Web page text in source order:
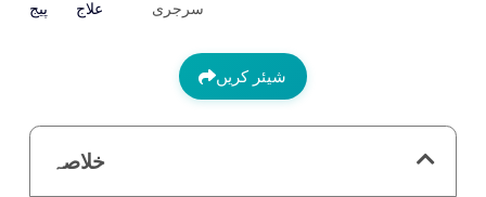
پیج
علاج
سرجری
شیئر کریں
خلاصہ